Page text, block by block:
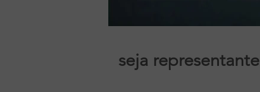
seja representante